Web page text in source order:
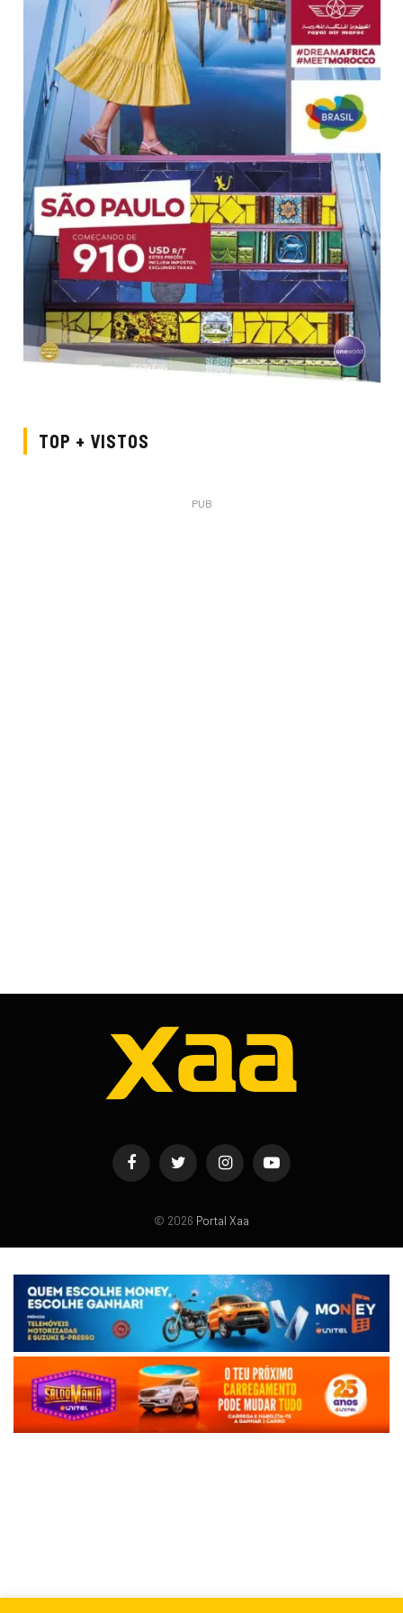
TOP + VISTOS
PUB
FacebookTwitter InstagramYouTube
© 2026 Portal Xaa